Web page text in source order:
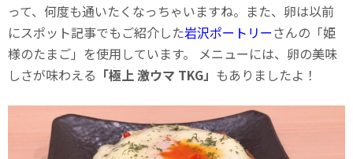
って、何度も通いたくなっちゃいますね。また、卵は以前
にスポット記事でもご紹介した岩沢ポートリーさんの「姫
様のたまご」を使用しています。 メニューには、卵の美味
しさが味わえる 「極上 激ウマ TKG」 もありましたよ！